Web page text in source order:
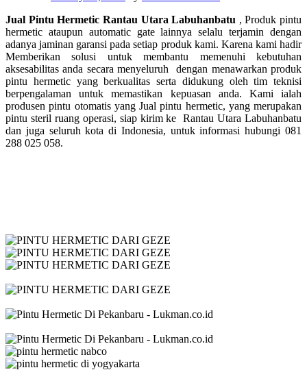
Jual Pintu Hermetic Rantau Utara Labuhanbatu , Produk pintu
hermetic ataupun automatic gate lainnya selalu terjamin dengan
adanya jaminan garansi pada setiap produk kami. Karena kami hadir
Memberikan solusi untuk membantu memenuhi kebutuhan
aksesabilitas anda secara menyeluruh dengan menawarkan produk
pintu hermetic yang berkualitas serta didukung oleh tim teknisi
berpengalaman untuk memastikan kepuasan anda. Kami ialah
produsen pintu otomatis yang Jual pintu hermetic, yang merupakan
pintu steril ruang operasi, siap kirim ke Rantau Utara Labuhanbatu
dan juga seluruh kota di Indonesia, untuk informasi hubungi 081
288 025 058.